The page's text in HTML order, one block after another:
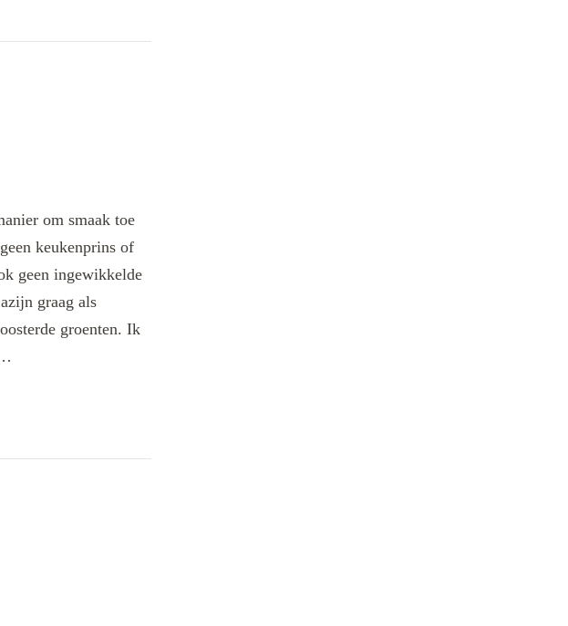
om smaak toe
keukenprins of
geen ingewikkelde
graag als
groenten. Ik